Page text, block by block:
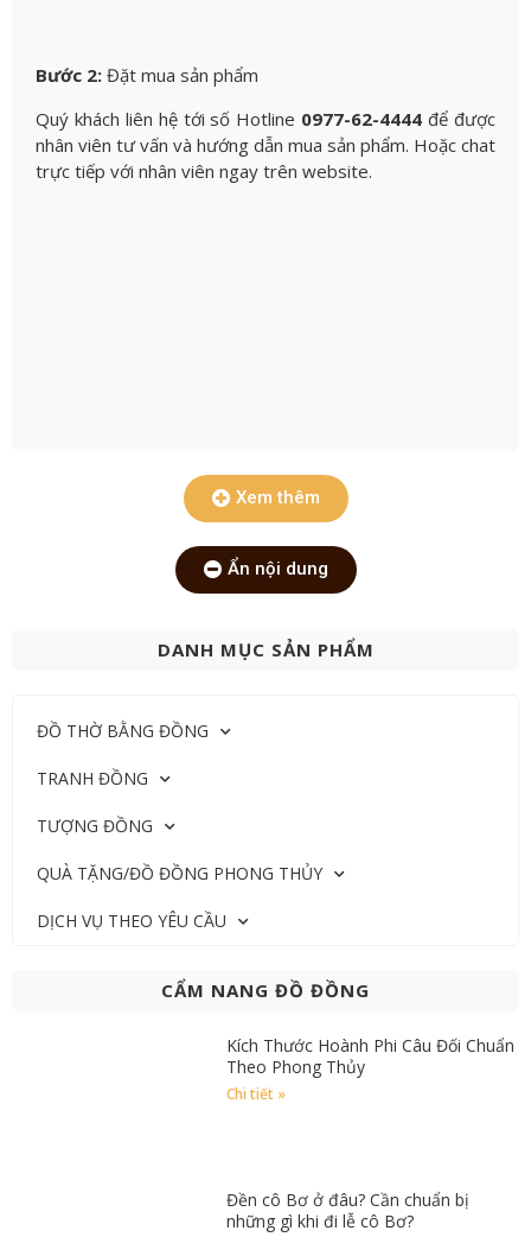
Bước 2: Đặt mua sản phẩm
Quý khách liên hệ tới số Hotline 0977-62-4444 để được
nhân viên tư vấn và hướng dẫn mua sản phẩm. Hoặc chat
trực tiếp với nhân viên ngay trên website.
Xem thêm
Ẩn nội dung
DANH MỤC SẢN PHẨM
ĐỒ THỜ BẰNG ĐỒNG
TRANH ĐỒNG
TƯỢNG ĐỒNG
QUÀ TẶNG/ĐỒ ĐỒNG PHONG THỦY
DỊCH VỤ THEO YÊU CẦU
CẨM NANG ĐỒ ĐỒNG
Kích Thước Hoành Phi Câu Đối Chuẩn
Theo Phong Thủy
Chi tiết »
Đền cô Bơ ở đâu? Cần chuẩn bị
những gì khi đi lễ cô Bơ?